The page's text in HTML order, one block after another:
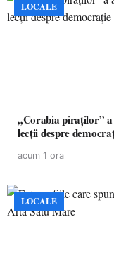
LOCALE
„Corabia piraților” a
lecții despre
acum 1 ora
LOCALE